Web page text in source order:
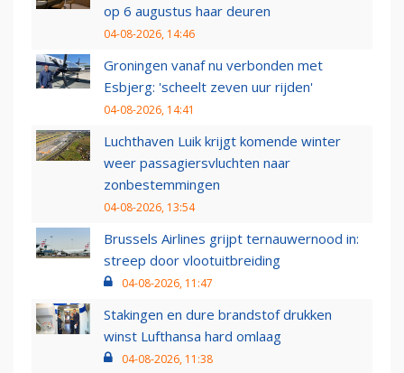
op 6 augustus haar deuren
04-08-2026, 14:46
Groningen vanaf nu verbonden met
Esbjerg: 'scheelt zeven uur rijden'
04-08-2026, 14:41
Luchthaven Luik krijgt komende winter
weer passagiersvluchten naar
zonbestemmingen
04-08-2026, 13:54
Brussels Airlines grijpt ternauwernood in:
streep door vlootuitbreiding
04-08-2026, 11:47
Stakingen en dure brandstof drukken
winst Lufthansa hard omlaag
04-08-2026, 11:38